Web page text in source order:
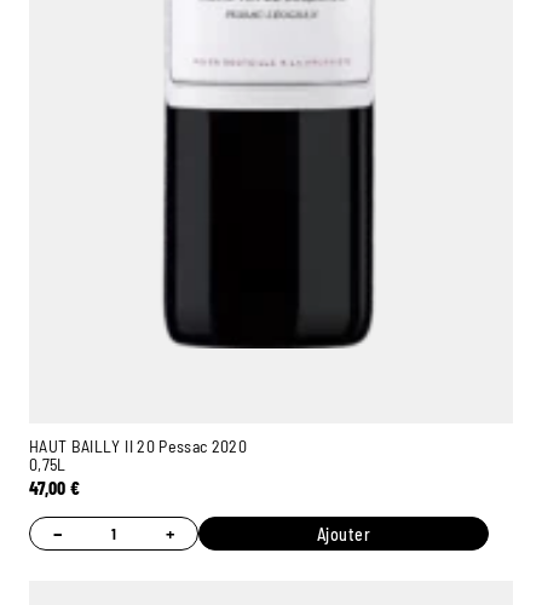
HAUT BAILLY II 20 Pessac 2020
0,75L
47,00€
− + Ajouter